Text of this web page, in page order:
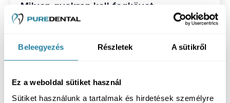
Beleegyezés Részletek A sütikről
Ez a weboldal sütiket használ
Sütiket használunk a tartalmak és hirdetések személyre
Milyen gyakran kell fogkövet
eltávolítani?